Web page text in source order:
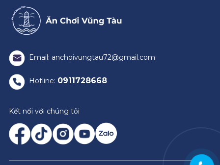
Email: anchoivungtau72@gmail.com
Hotline: 0911728668
Kết nối với chúng tôi